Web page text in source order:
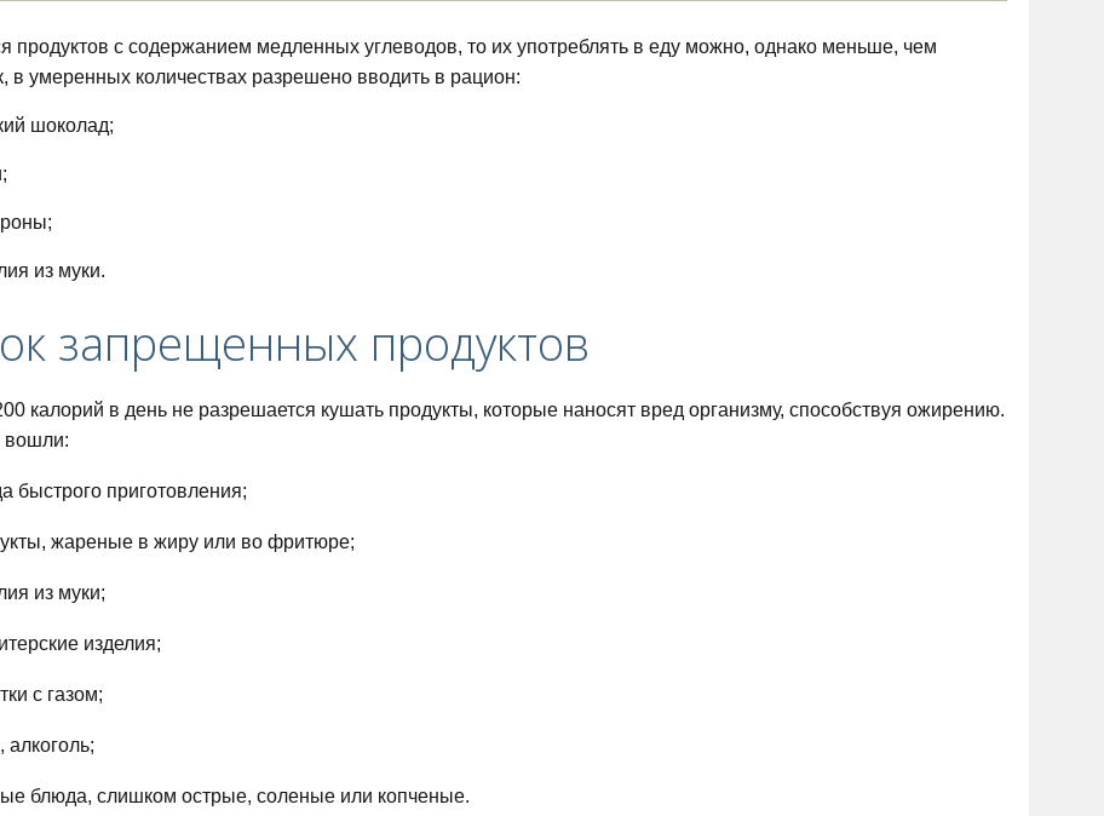
продуктов с содержанием медленных углеводов, то их употреблять в еду можно, однако меньше, чем
в умеренных количествах разрешено вводить в рацион:
шоколад;
из муки.
запрещенных продуктов
калорий в день не разрешается кушать продукты, которые наносят вред организму, способствуя ожирению.
вошли:
быстрого приготовления;
жареные в жиру или во фритюре;
из муки;
изделия;
с газом;
алкоголь;
блюда, слишком острые, соленые или копченые.